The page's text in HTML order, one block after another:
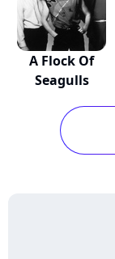
A Flock Of
Seagulls